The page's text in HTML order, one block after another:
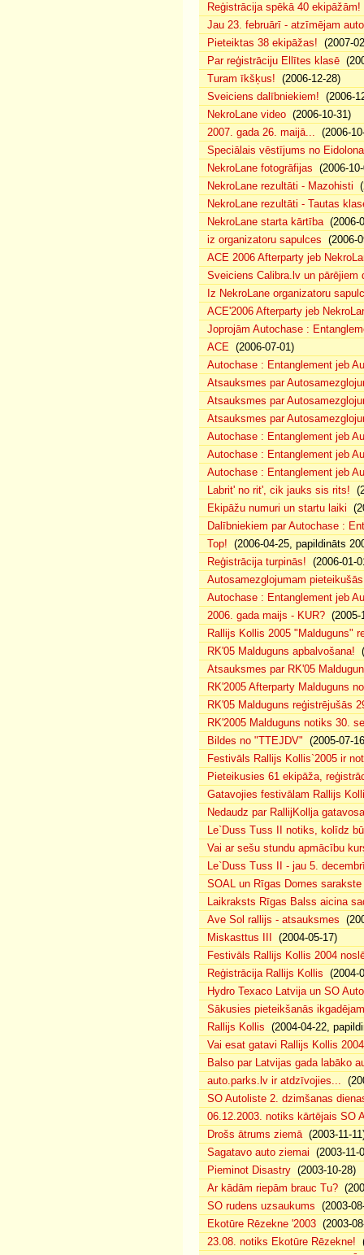
Reģistrācija spēkā 40 ekipāžām!
Jau 23. februārī - atzīmējam
Pieteiktas 38 ekipāžas! (2007-
Par reģistrāciju Ellītes klasē
Turam īkšķus! (2006-12-28)
Sveiciens dalībniekiem! (2006-
NekroLane video (2006-10-31)
2007. gada 26. maijā... (2006-
Speciālais vēstījums no Eidolona
NekroLane fotogrāfijas (2006-
NekroLane rezultāti - Mazohisti
NekroLane rezultāti - Tautas
NekroLane starta kārtība(2006-
iz organizatoru sapulces (2006-
ACE 2006 Afterparty jeb
Sveiciens Calibra.lv un pārējiem
Iz NekroLane organizatoru
ACE'2006 Afterparty jeb
Joprojām Autochase :
ACE (2006-07-01)
Autochase : Entanglement jeb
Atsauksmes par
Atsauksmes par
Atsauksmes par
Autochase : Entanglement jeb
Autochase : Entanglement jeb
Autochase : Entanglement jeb
Labrit' no rit', cik jauks sis rits!
Ekipāžu numuri un startu laiki
Dalībniekiem par Autochase :
Top! (2006-04-25, papildināts
Reģistrācija turpinās! (2006-01-
Autosamezglojumam
Autochase : Entanglement jeb
2006. gada maijs - KUR? (2005-
Rallijs Kollis 2005 "Malduguns"
RK'05 Malduguns apbalvošana!
Atsauksmes par RK'05
RK'2005 Afterparty Malduguns
RK'05 Malduguns reģistrējušās
RK'2005 Malduguns notiks 30.
Bildes no "TTEJDV" (2005-07-
Festivāls Rallijs Kollis`2005 ir
Pieteikusies 61 ekipāža,
Gatavojies festivālam Rallijs
Nedaudz par RallijKollja
Le`Duss Tuss II notiks, kolīdz
Vai ar sešu stundu apmācību
Le`Duss Tuss II - jau 5.
SOAL un Rīgas Domes
Laikraksts Rīgas Balss aicina
Ave Sol rallijs - atsauksmes
Miskasttus III
(2004-05-17)
Festivāls Rallijs Kollis 2004
Reģistrācija Rallijs Kollis (2004-
Hydro Texaco Latvija un SO
Sākusies pieteikšanās
Rallijs Kollis (2004-04-22,
Vai esat gatavi Rallijs Kollis
Balso par Latvijas gada labāko
auto.parks.lv ir atdzīvojies...
SO Autoliste 2. dzimšanas
06.12.2003. notiks kārtējais SO
Drošs ātrums ziemā(2003-11-
Sagatavo auto ziemai (2003-11-
Pieminot Disastry (2003-10-28)
Ar kādām riepām brauc Tu?
SO rudens uzsaukums (2003-
Ekotūre Rēzekne '2003 (2003-
23.08. notiks Ekotūre Rēzekne!